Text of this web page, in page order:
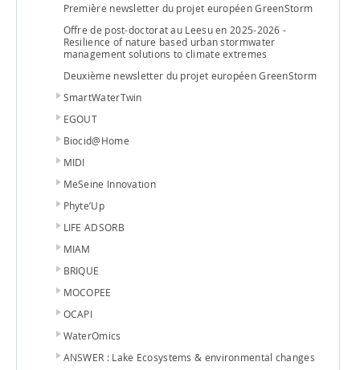
Première newsletter du projet européen GreenStorm
Offre de post-doctorat au Leesu en 2025-2026 -
Resilience of nature based urban stormwater
management solutions to climate extremes
Deuxième newsletter du projet européen GreenStorm
SmartWaterTwin
EGOUT
Biocid@Home
MIDI
MeSeine Innovation
Phyte’Up
LIFE ADSORB
MIAM
BRIQUE
MOCOPEE
OCAPI
WaterOmics
ANSWER : Lake Ecosystems & environmental changes